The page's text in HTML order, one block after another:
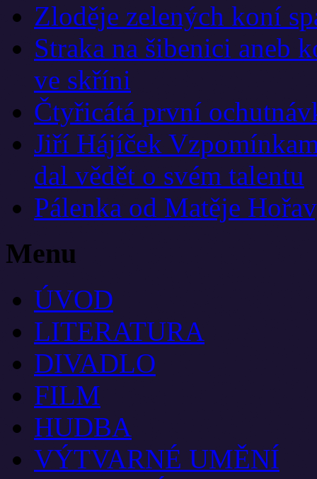
Zloděje zelených koní
Straka na šibenici aneb
ve skříni
Čtyřicátá první
Jiří Hájíček
dal vědět o svém talentu
Pálenka od Matěje
Menu
ÚVOD
LITERATURA
DIVADLO
FILM
HUDBA
VÝTVARNÉ UMĚNÍ